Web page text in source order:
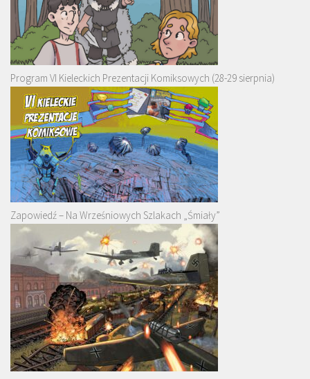
Program VI Kieleckich Prezentacji Komiksowych (28-29 sierpnia)
Zapowiedź – Na Wrześniowych Szlakach „Śmiały”